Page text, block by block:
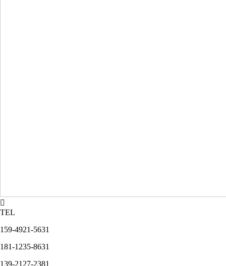

TEL
159-4921-5631
181-1235-8631
139-2127-2381